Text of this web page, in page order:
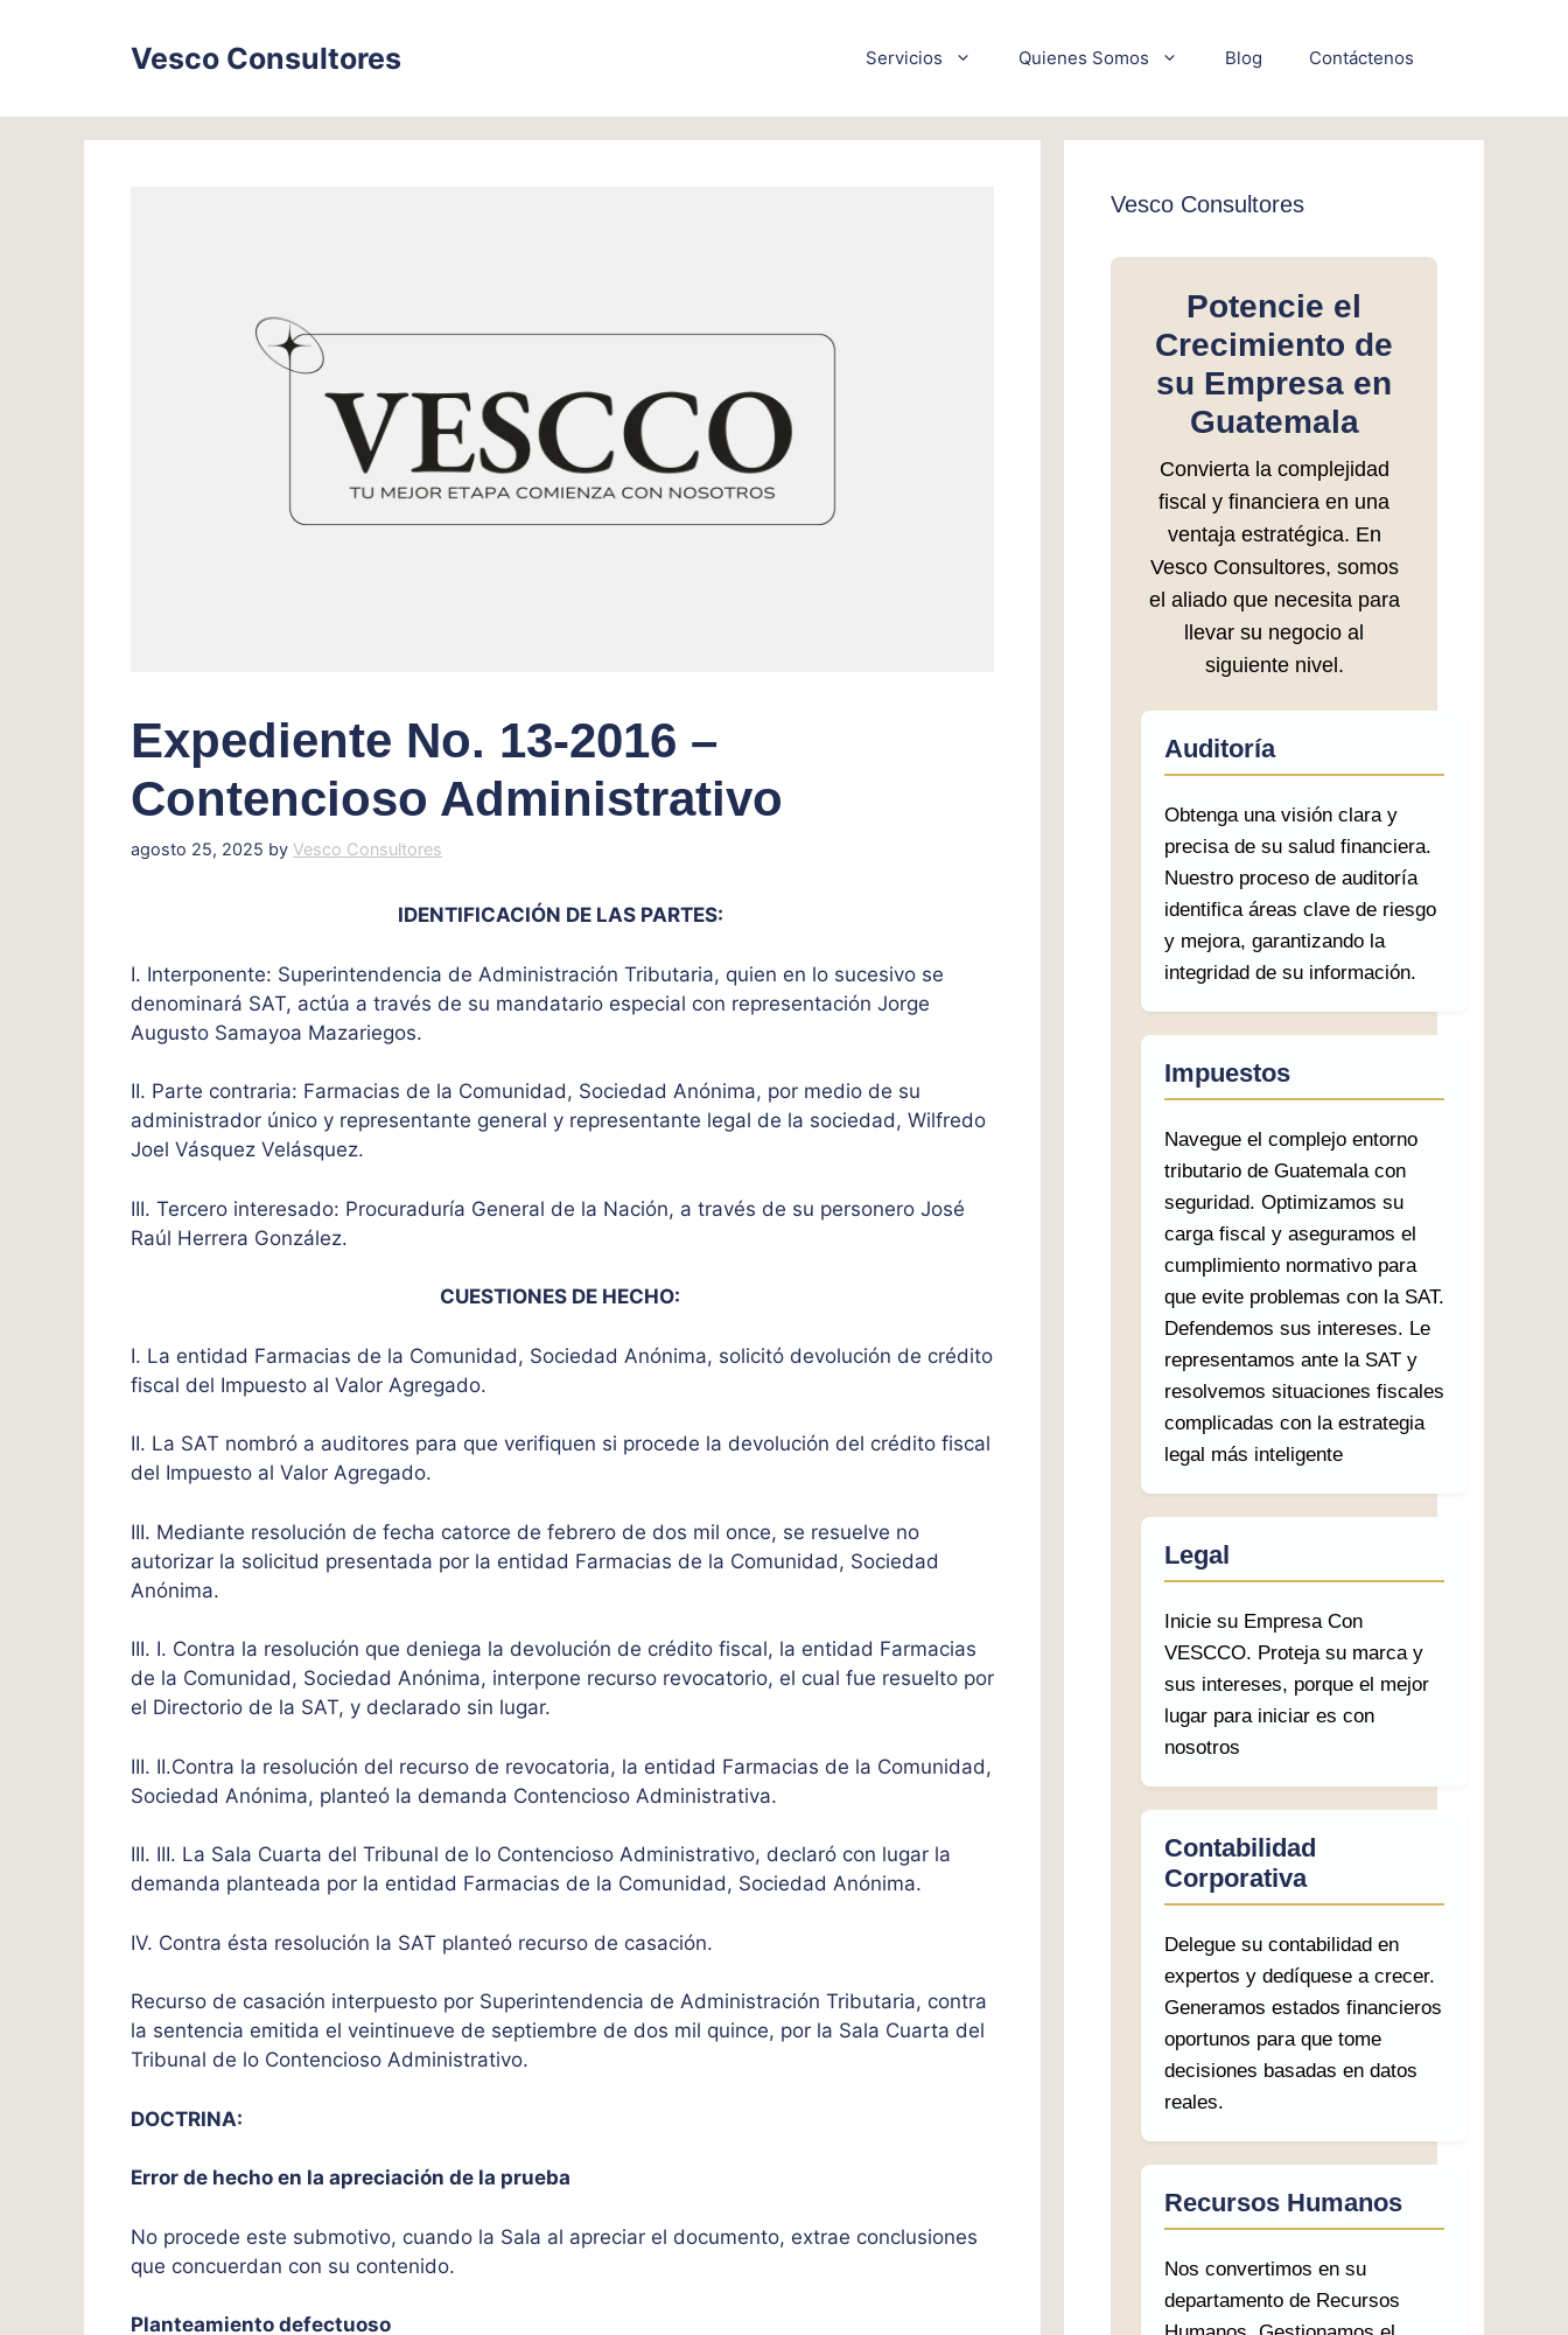
Vesco Consultores Servicios Quienes Somos Blog Contáctenos
Expediente No. 13-2016 –
Contencioso Administrativo
agosto 25, 2025 by Vesco Consultores
IDENTIFICACIÓN DE LAS PARTES:
I. Interponente: Superintendencia de Administración Tributaria, quien en lo sucesivo se
denominará SAT, actúa a través de su mandatario especial con representación Jorge
Augusto Samayoa Mazariegos.
II. Parte contraria: Farmacias de la Comunidad, Sociedad Anónima, por medio de su
administrador único y representante general y representante legal de la sociedad, Wilfredo
Joel Vásquez Velásquez.
III. Tercero interesado: Procuraduría General de la Nación, a través de su personero José
Raúl Herrera González.
CUESTIONES DE HECHO:
I. La entidad Farmacias de la Comunidad, Sociedad Anónima, solicitó devolución de crédito
fiscal del Impuesto al Valor Agregado.
II. La SAT nombró a auditores para que verifiquen si procede la devolución del crédito fiscal
del Impuesto al Valor Agregado.
III. Mediante resolución de fecha catorce de febrero de dos mil once, se resuelve no
autorizar la solicitud presentada por la entidad Farmacias de la Comunidad, Sociedad
Anónima.
III. I. Contra la resolución que deniega la devolución de crédito fiscal, la entidad Farmacias
de la Comunidad, Sociedad Anónima, interpone recurso revocatorio, el cual fue resuelto por
el Directorio de la SAT, y declarado sin lugar.
III. II.Contra la resolución del recurso de revocatoria, la entidad Farmacias de la Comunidad,
Sociedad Anónima, planteó la demanda Contencioso Administrativa.
III. III. La Sala Cuarta del Tribunal de lo Contencioso Administrativo, declaró con lugar la
demanda planteada por la entidad Farmacias de la Comunidad, Sociedad Anónima.
IV. Contra ésta resolución la SAT planteó recurso de casación.
Recurso de casación interpuesto por Superintendencia de Administración Tributaria, contra
la sentencia emitida el veintinueve de septiembre de dos mil quince, por la Sala Cuarta del
Tribunal de lo Contencioso Administrativo.
DOCTRINA:
Error de hecho en la apreciación de la prueba
No procede este submotivo, cuando la Sala al apreciar el documento, extrae conclusiones
que concuerdan con su contenido.
Planteamiento defectuoso
Vesco Consultores
Potencie el
Crecimiento de
su Empresa en
Guatemala
Convierta la complejidad
fiscal y financiera en una
ventaja estratégica. En
Vesco Consultores, somos
el aliado que necesita para
llevar su negocio al
siguiente nivel.
Auditoría
Obtenga una visión clara y
precisa de su salud financiera.
Nuestro proceso de auditoría
identifica áreas clave de riesgo
y mejora, garantizando la
integridad de su información.
Impuestos
Navegue el complejo entorno
tributario de Guatemala con
seguridad. Optimizamos su
carga fiscal y aseguramos el
cumplimiento normativo para
que evite problemas con la SAT.
Defendemos sus intereses. Le
representamos ante la SAT y
resolvemos situaciones fiscales
complicadas con la estrategia
legal más inteligente
Legal
Inicie su Empresa Con
VESCCO. Proteja su marca y
sus intereses, porque el mejor
lugar para iniciar es con
nosotros
Contabilidad
Corporativa
Delegue su contabilidad en
expertos y dedíquese a crecer.
Generamos estados financieros
oportunos para que tome
decisiones basadas en datos
reales.
Recursos Humanos
Nos convertimos en su
departamento de Recursos